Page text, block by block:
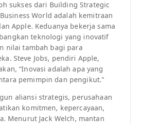
sukses dari Building Strategic
World adalah kemitraan
Apple. Keduanya bekerja sama
teknologi yang inovatif
nilai tambah bagi para
Steve Jobs, pendiri Apple,
“Inovasi adalah apa yang
pemimpin dan pengikut.”
aliansi strategis, perusahaan
komitmen, kepercayaan,
Menurut Jack Welch, mantan